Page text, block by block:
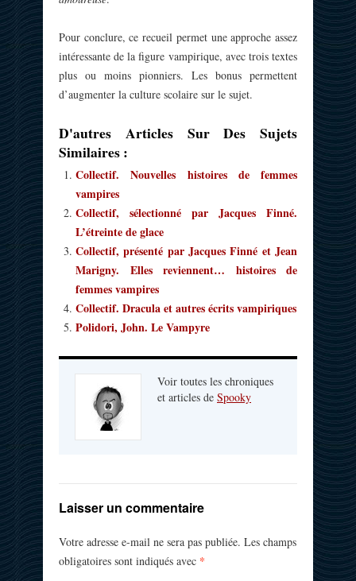
Pour conclure, ce recueil permet une approche assez
intéressante de la figure vampirique, avec trois textes
plus ou moins pionniers. Les bonus permettent
d’augmenter la culture scolaire sur le sujet.
D'autres Articles Sur Des Sujets
Similaires :
Collectif. Nouvelles histoires de femmes
vampires
Collectif, sélectionné par Jacques Finné.
L’étreinte de glace
Collectif, présenté par Jacques Finné et Jean
Marigny. Elles reviennent… histoires de
femmes vampires
Collectif. Dracula et autres écrits vampiriques
Polidori, John. Le Vampyre
Voir toutes les chroniques
et articles de Spooky
Laisser un commentaire
Votre adresse e-mail ne sera pas publiée. Les champs
obligatoires sont indiqués avec *